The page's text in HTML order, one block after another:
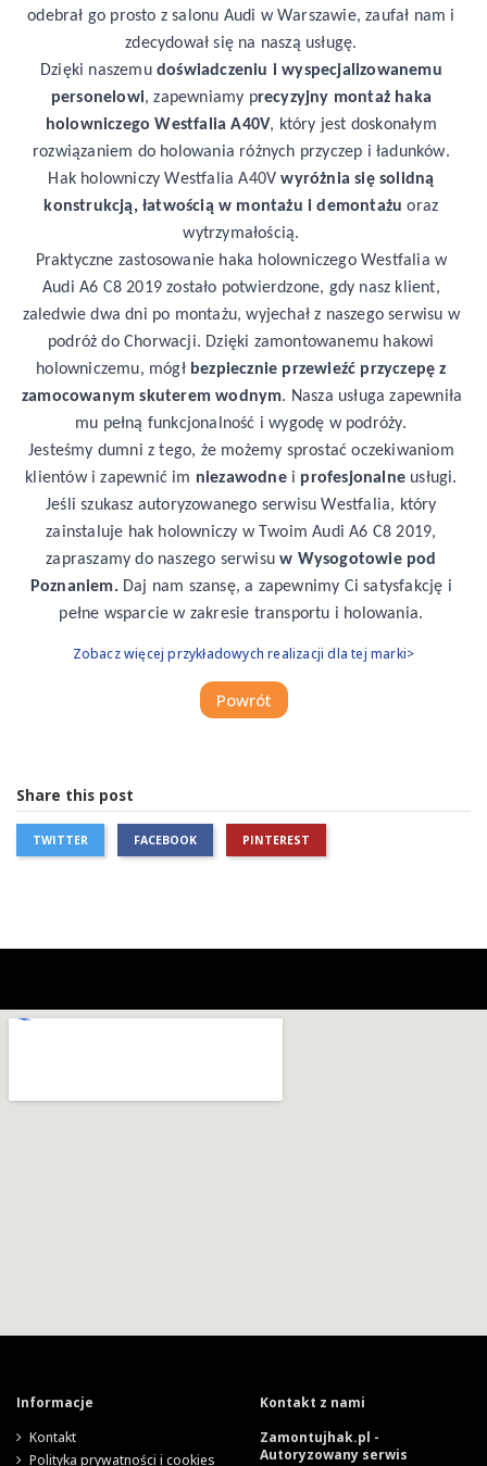
odebrał go prosto z salonu Audi w Warszawie, zaufał nam i
zdecydował się na naszą usługę.
Dzięki naszemu doświadczeniu i wyspecjalizowanemu
personelowi, zapewniamy precyzyjny montaż haka
holowniczego Westfalia A40V, który jest doskonałym
rozwiązaniem do holowania różnych przyczep i ładunków.
Hak holowniczy Westfalia A40V wyróżnia się solidną
konstrukcją, łatwością w montażu i demontażu oraz
wytrzymałością.
Praktyczne zastosowanie haka holowniczego Westfalia w
Audi A6 C8 2019 zostało potwierdzone, gdy nasz klient,
zaledwie dwa dni po montażu, wyjechał z naszego serwisu w
podróż do Chorwacji. Dzięki zamontowanemu hakowi
holowniczemu, mógł bezpiecznie przewieźć przyczepę z
zamocowanym skuterem wodnym. Nasza usługa zapewniła
mu pełną funkcjonalność i wygodę w podróży.
Jesteśmy dumni z tego, że możemy sprostać oczekiwaniom
klientów i zapewnić im niezawodne i profesjonalne usługi.
Jeśli szukasz autoryzowanego serwisu Westfalia, który
zainstaluje hak holowniczy w Twoim Audi A6 C8 2019,
zapraszamy do naszego serwisu w Wysogotowie pod
Poznaniem. Daj nam szansę, a zapewnimy Ci satysfakcję i
pełne wsparcie w zakresie transportu i holowania.
Zobacz więcej przykładowych realizacji dla tej marki>
Powrót
Share this post
TWITTER FACEBOOK PINTEREST
Informacje
Kontakt
Polityka prywatności i cookies
Kontakt z nami
Zamontujhak.pl -
Autoryzowany serwis